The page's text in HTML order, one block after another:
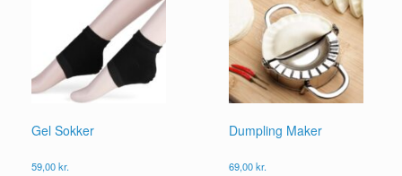
kan
på
varesiden
kan
vælges
Gel Sokker
59,00kr.
Dumpling Maker
69,00kr.